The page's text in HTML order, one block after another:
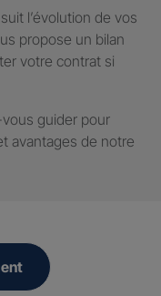
l’évolution de vos
propose un bilan
votre contrat si
guider pour
avantages de notre